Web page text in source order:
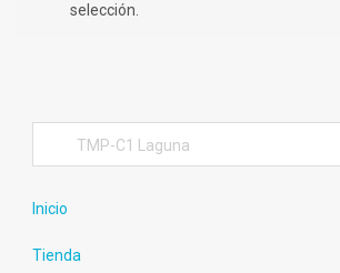
selección.
TMP-C1 Laguna
Inicio
Tienda